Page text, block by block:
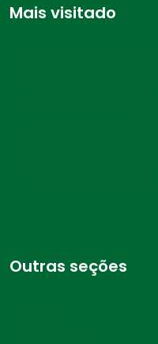
Mais visitado
Outras seções